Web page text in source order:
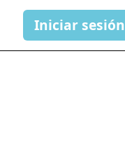
Iniciar sesión